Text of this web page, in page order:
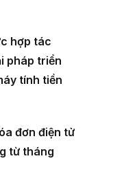
hợp tác
pháp triển
tính tiền
đơn điện tử
từ tháng